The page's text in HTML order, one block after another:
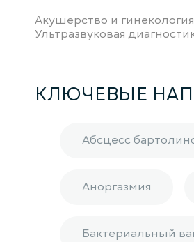
Акушерство и
Ультразвуковая
КЛЮЧЕВЫЕ
Абсцесс
Аноргазмия
Бактериальный